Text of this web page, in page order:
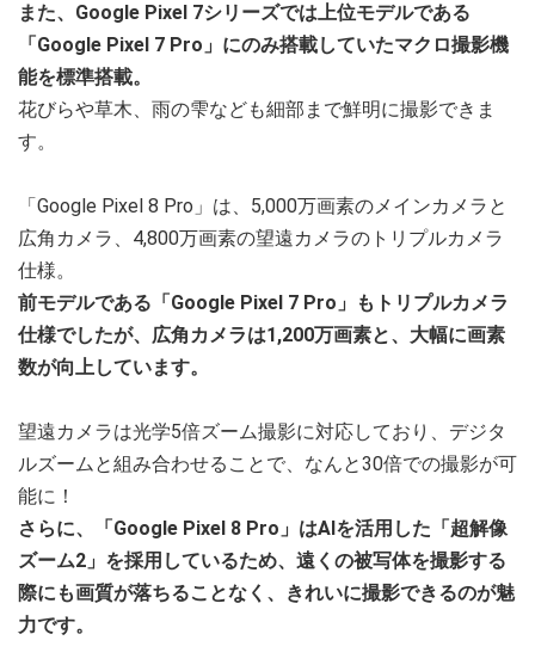
また、Google Pixel 7シリーズでは上位モデルである
「Google Pixel 7 Pro」にのみ搭載していたマクロ撮影機
能を標準搭載。
花びらや草木、雨の雫なども細部まで鮮明に撮影できま
す。
「Google Pixel 8 Pro」は、5,000万画素のメインカメラと
広角カメラ、4,800万画素の望遠カメラのトリプルカメラ
仕様。
前モデルである「Google Pixel 7 Pro」もトリプルカメラ
仕様でしたが、広角カメラは1,200万画素と、大幅に画素
数が向上しています。
望遠カメラは光学5倍ズーム撮影に対応しており、デジタ
ルズームと組み合わせることで、なんと30倍での撮影が可
能に！
さらに、「Google Pixel 8 Pro」はAIを活用した「超解像
ズーム2」を採用しているため、遠くの被写体を撮影する
際にも画質が落ちることなく、きれいに撮影できるのが魅
力です。